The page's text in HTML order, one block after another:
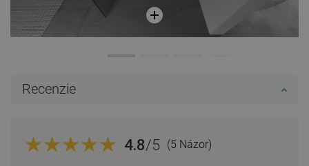
Recenzie
4.8/5 (5 Názor)